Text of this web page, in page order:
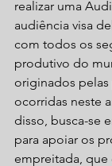
realizar uma
audiência visa
com todos os
produtivo do
originados pelas
ocorridas neste
disso, busca-se
para apoiar os
empreitada,